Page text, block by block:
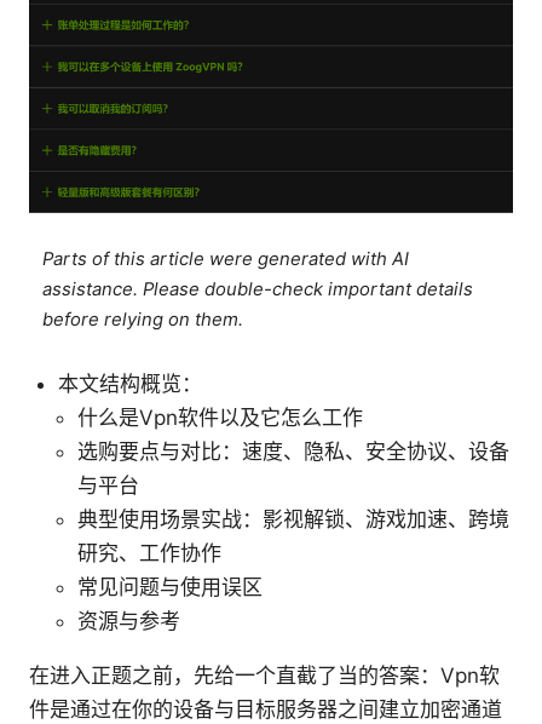
Parts of this article were generated with AI
assistance. Please double-check important details
before relying on them.
本文结构概览：
什么是Vpn软件以及它怎么工作
选购要点与对比：速度、隐私、安全协议、设备
与平台
典型使用场景实战：影视解锁、游戏加速、跨境
研究、工作协作
常见问题与使用误区
资源与参考
在进入正题之前，先给一个直截了当的答案：Vpn软
件是通过在你的设备与目标服务器之间建立加密通道